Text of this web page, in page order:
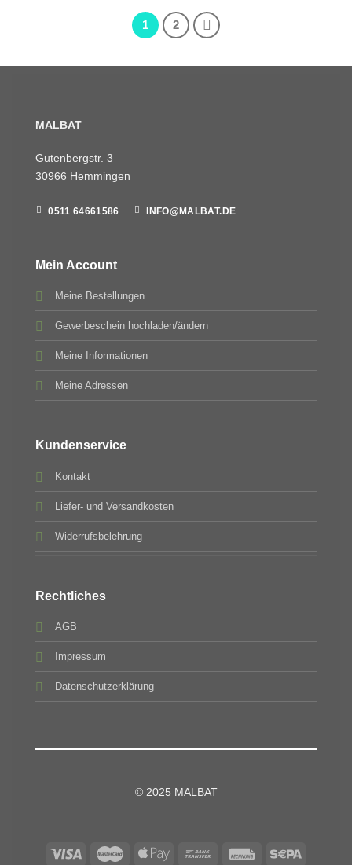
1 2
MALBAT
Gutenbergstr. 3
30966 Hemmingen
0511 64661586 INFO@MALBAT.DE
Mein Account
Meine Bestellungen
Gewerbeschein hochladen/ändern
Meine Informationen
Meine Adressen
Kundenservice
Kontakt
Liefer- und Versandkosten
Widerrufsbelehrung
Rechtliches
AGB
Impressum
Datenschutzerklärung
© 2025 MALBAT